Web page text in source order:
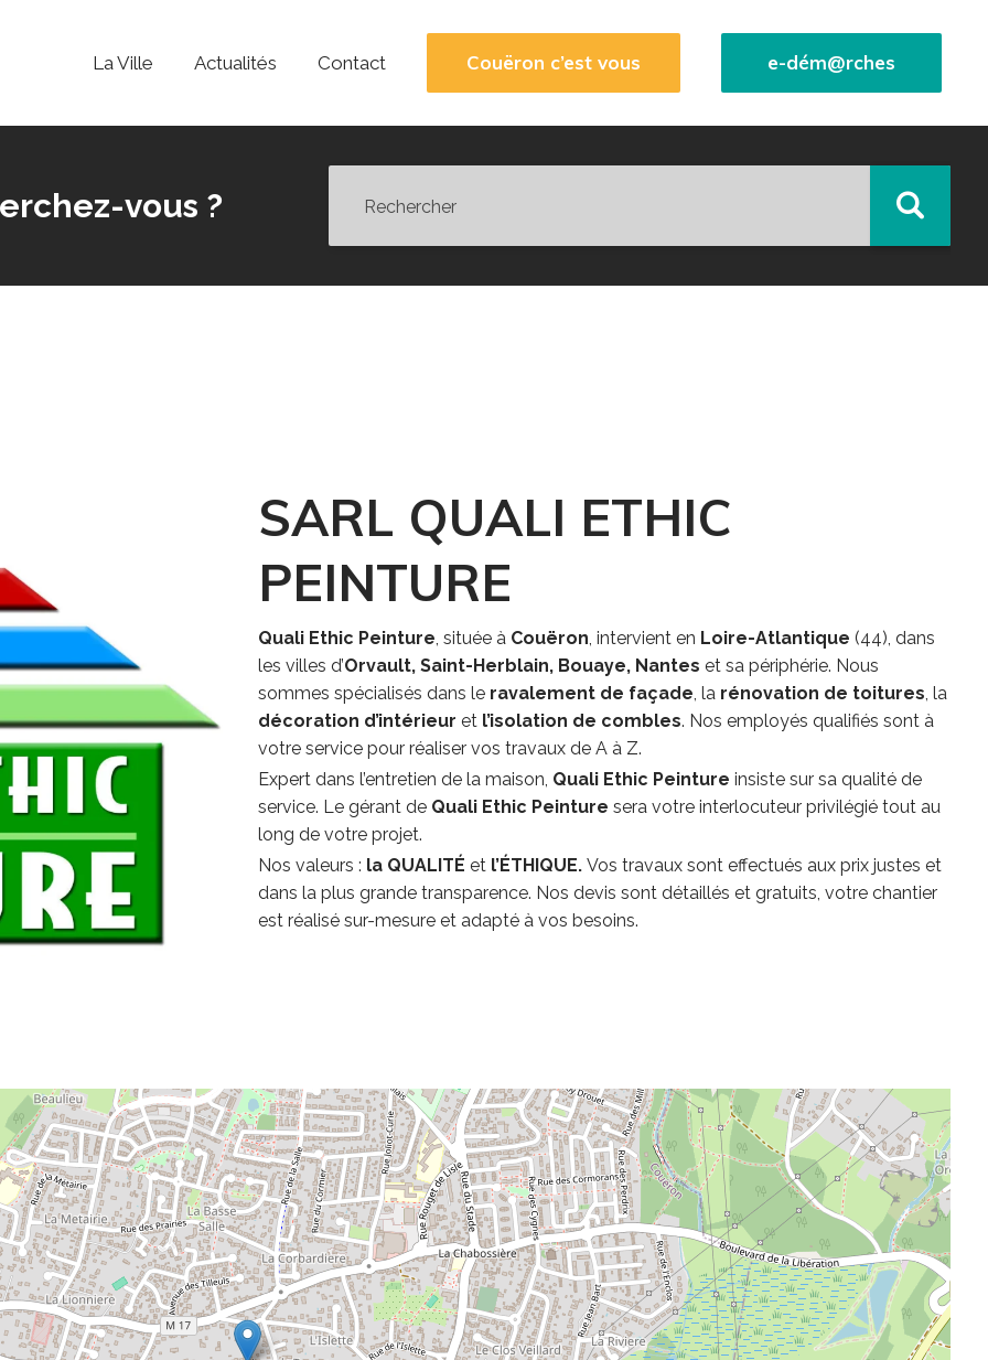
La Ville Actualités Contact Couëron c’est vous e-dém@rches
vous ?
SARL QUALI ETHIC
PEINTURE
Quali Ethic Peinture , située à Couëron , intervient en Loire-Atlantique (44), dans
les villes d’Orvault, Saint-Herblain, Bouaye, Nantes et sa périphérie. Nous
sommes spécialisés dans le ravalement de façade , la rénovation de toitures , la
décoration d’intérieur et l’isolation de combles. Nos employés qualifiés sont à
votre service pour réaliser vos travaux de A à Z.
Expert dans l’entretien de la maison, Quali Ethic Peinture insiste sur sa qualité de
service. Le gérant de Quali Ethic Peinture sera votre interlocuteur privilégié tout au
long de votre projet.
Nos valeurs : la QUALITÉ et l’ÉTHIQUE. Vos travaux sont effectués aux prix justes et
dans la plus grande transparence. Nos devis sont détaillés et gratuits, votre chantier
est réalisé sur-mesure et adapté à vos besoins.